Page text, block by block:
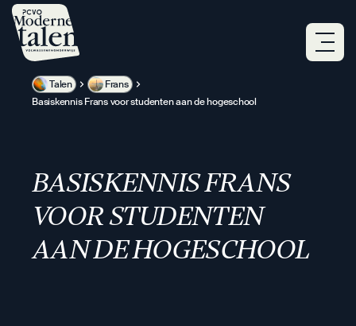
Overslaan
naar
Talen
Frans
Basiskennis Frans voor studenten aan de hogeschool
BASISKENNIS FRANS
VOOR STUDENTEN
AAN DE HOGESCHOOL